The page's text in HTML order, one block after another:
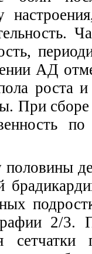
АД
роста
При
2/